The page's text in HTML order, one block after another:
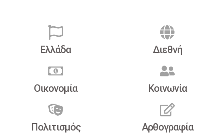
Ελλάδα Διεθνή
Οικονομία Κοινωνία
Πολιτισμός Αρθογραφία